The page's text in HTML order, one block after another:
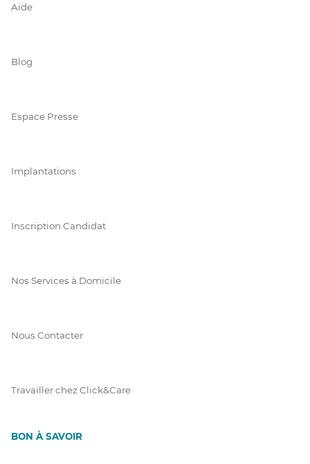
Aide
Blog
Espace Presse
Implantations
Inscription Candidat
Nos Services à Domicile
Nous Contacter
Travailler chez Click&Care
BON À SAVOIR